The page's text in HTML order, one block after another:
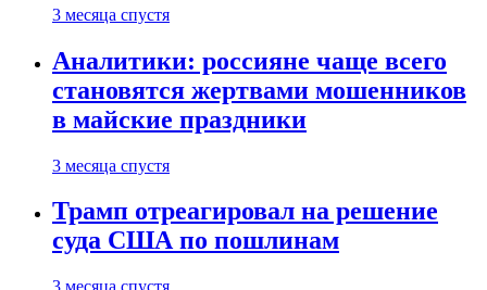
3 месяца спустя
Аналитики: россияне чаще всего
становятся жертвами мошенников
в майские праздники
3 месяца спустя
Трамп отреагировал на решение
суда США по пошлинам